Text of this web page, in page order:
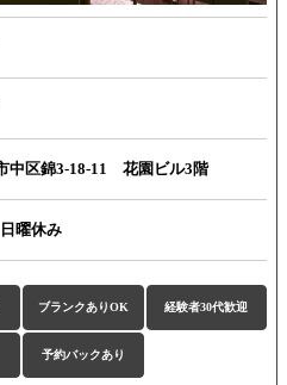
中区錦3-18-11 花園ビル3階
曜休み
ブランクありOK 経験者30代歓迎
予約バックあり